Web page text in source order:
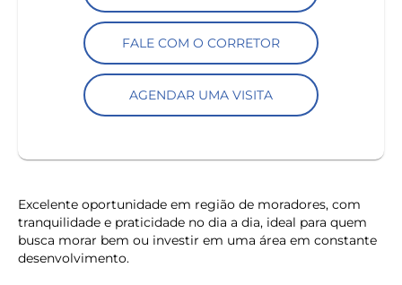
FALE COM O CORRETOR
AGENDAR UMA VISITA
Excelente oportunidade em região de moradores, com
tranquilidade e praticidade no dia a dia, ideal para quem
busca morar bem ou investir em uma área em constante
desenvolvimento.